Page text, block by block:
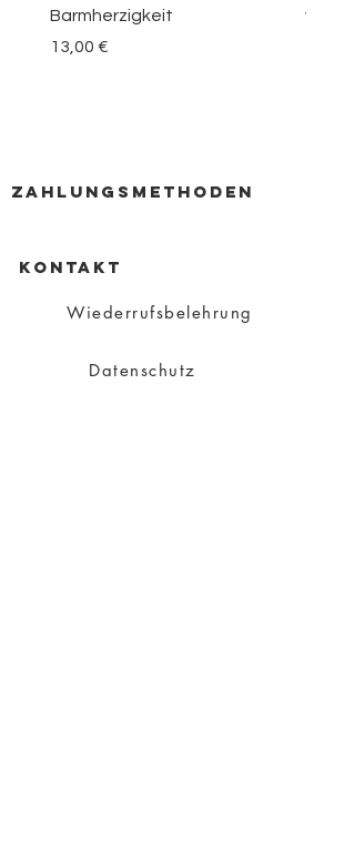
Barmherzigkeit
Preis
13,00 €
vom
zahlungsmethoden
KONTAKT
Wiederrufsbelehrung
Datenschutz